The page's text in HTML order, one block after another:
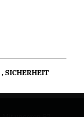
,SICHERHEIT